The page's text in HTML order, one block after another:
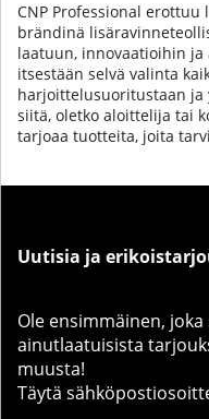
CNP Professional
brändinä
laatuun, innovaatioihin ja
itsestään selvä valinta
harjoittelusuoritustaan ja
siitä, oletko aloittelija tai
tarjoaa tuotteita, joita
Uutisia ja
Ole ensimmäinen,
ainutlaatuisista
muusta!
Täytä